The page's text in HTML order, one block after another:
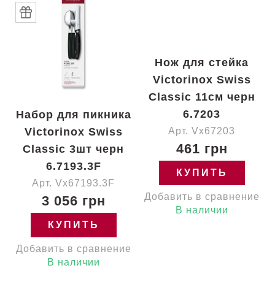
Набор для пикника
Victorinox Swiss
Classic 3шт черн
6.7193.3F
Арт. Vx67193.3F
3 056 грн
КУПИТЬ
Добавить в сравнение
В наличии
Нож для стейка
Victorinox Swiss
Classic 11см черн
6.7203
Арт. Vx67203
461 грн
КУПИТЬ
Добавить в сравнение
В наличии